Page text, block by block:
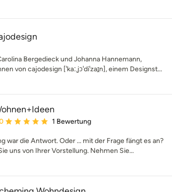
Bergedieck und Johanna Hannemann,
von cajodesign [ˈkaːˌjɔˈdiˈzaɪ̯n], einem Designst...
Bewertung: 5 von 5 Sternen
1 Bewertung
war die Antwort. Oder ... mit der Frage fängt es an?
uns von Ihrer Vorstellung. Nehmen Sie...